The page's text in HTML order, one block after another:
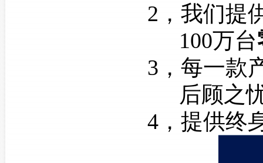
2，我们提
100万台
3，每一款
后顾之
4，提供终